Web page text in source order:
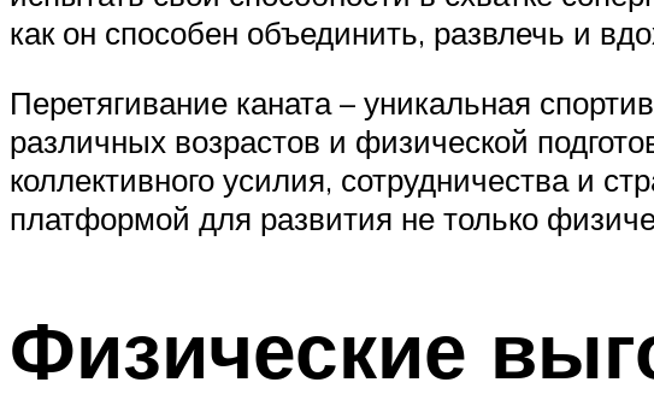
как он способен объединить, развлечь и
Перетягивание каната – уникальная
различных возрастов и физической
коллективного усилия, сотрудничества и
платформой для развития не только
Физические